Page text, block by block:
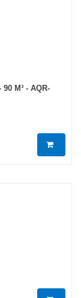
M³ - AQR-